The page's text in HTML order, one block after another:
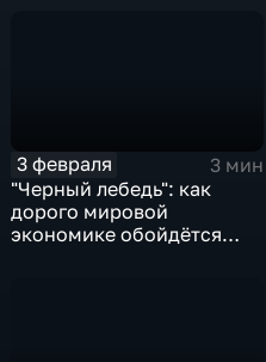
3 февраля
3 мин
"Черный лебедь": как
дорого мировой
экономике обойдётся